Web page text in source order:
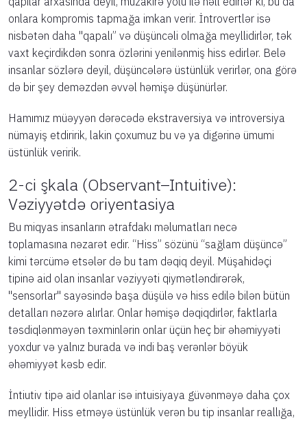
onlara kompromis tapmağa imkan verir. İntrovertlər isə
nisbətən daha "qapalı” və düşüncəli olmağa meyllidirlər, tək
vaxt keçirdikdən sonra özlərini yenilənmiş hiss edirlər. Belə
insanlar sözlərə deyil, düşüncələrə üstünlük verirlər, ona görə
də bir şey deməzdən əvvəl həmişə düşünürlər.
Hamımız müəyyən dərəcədə ekstraversiya və introversiya
nümayiş etdiririk, lakin çoxumuz bu və ya digərinə ümumi
üstünlük veririk.
2-ci şkala (Observant–Intuitive):
Vəziyyətdə oriyentasiya
Bu miqyas insanların ətrafdakı məlumatları necə
toplamasına nəzarət edir. “Hiss” sözünü “sağlam düşüncə”
kimi tərcümə etsələr də bu tam dəqiq deyil. Müşahidəçi
tipinə aid olan insanlar vəziyyəti qiymətləndirərək,
"sensorlar" sayəsində başa düşülə və hiss edilə bilən bütün
detalları nəzərə alırlar. Onlar həmişə dəqiqdirlər, faktlarla
təsdiqlənməyən təxminlərin onlar üçün heç bir əhəmiyyəti
yoxdur və yalnız burada və indi baş verənlər böyük
əhəmiyyət kəsb edir.
İntiutiv tipə aid olanlar isə intuisiyaya güvənməyə daha çox
meyllidir. Hiss etməyə üstünlük verən bu tip insanlar reallığa,